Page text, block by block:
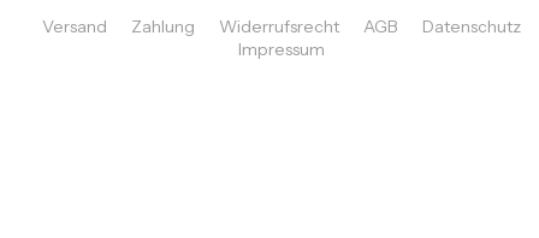
Versand Zahlung Widerrufsrecht AGB
Datenschutz
Impressum